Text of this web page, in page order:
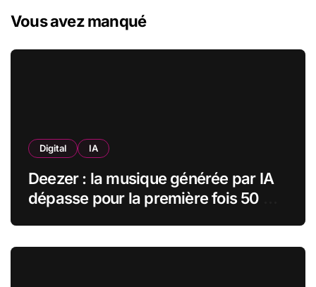
Vous avez manqué
Digital IA
Deezer : la musique générée par IA
dépasse pour la première fois 50 %